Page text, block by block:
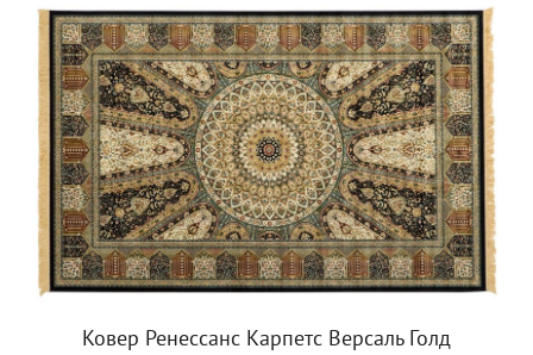
Ковер Ренессанс Карпетс Версаль Голд